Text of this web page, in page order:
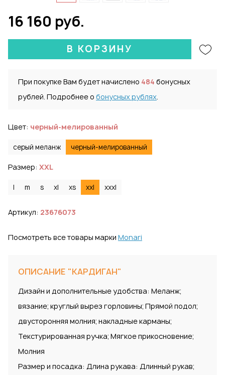
16 160 руб.
В КОРЗИНУ
При покупке Вам будет начислено 484 бонусных
рублей. Подробнее о бонусных рублях.
Цвет: черный-мелированный
серый меланж черный-мелированный
Размер: XXL
l m s xl xs xxl xxxl
Артикул: 23676073
Посмотреть все товары марки Monari
ОПИСАНИЕ "КАРДИГАН"
Дизайн и дополнительные удобства: Меланж;
вязание; круглый вырез горловины; Прямой подол;
двусторонняя молния; накладные карманы;
Текстурированная ручка; Мягкое прикосновение;
Молния
Размер и посадка: Длина рукава: Длинный рукав;